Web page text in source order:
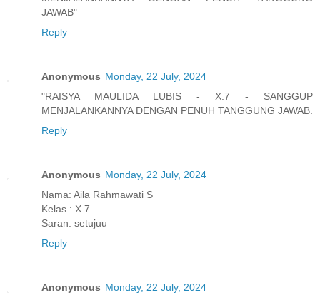
JAWAB"
Reply
Anonymous Monday, 22 July, 2024
"RAISYA MAULIDA LUBIS - X.7 - SANGGUP
MENJALANKANNYA DENGAN PENUH TANGGUNG JAWAB.
Reply
Anonymous Monday, 22 July, 2024
Nama: Aila Rahmawati S
Kelas : X.7
Saran: setujuu
Reply
Anonymous Monday, 22 July, 2024